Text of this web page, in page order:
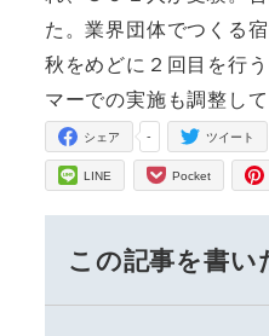
た。業界団体でつくる
秋をめどに２回目を行
マーでの実施も調整し
-
シェア ツイート
LINE Pocket
この記事を書い